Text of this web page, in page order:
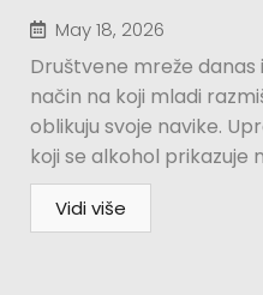
May 18, 2026
Društvene mreže
način na koji mladi
oblikuju svoje navike.
koji se alkohol
Vidi više